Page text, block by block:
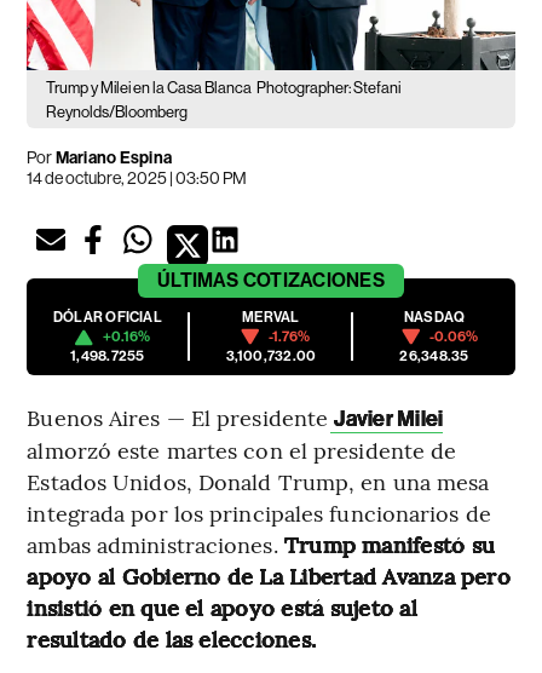
Trump y Milei en la Casa Blanca Photographer: Stefani
Reynolds/Bloomberg
PorMariano Espina
14 de octubre, 2025 | 03:50 PM
ÚLTIMAS COTIZACIONES
DÓLAR OFICIAL
+0.16%
1,498.7255
MERVAL
-1.76%
3,100,732.00
NASDAQ
-0.06%
26,348.35
Buenos Aires — El presidente Javier Milei
almorzó este martes con el presidente de
Estados Unidos, Donald Trump, en una mesa
integrada por los principales funcionarios de
ambas administraciones. Trump manifestó su
apoyo al Gobierno de La Libertad Avanza pero
insistió en que el apoyo está sujeto al
resultado de las elecciones.